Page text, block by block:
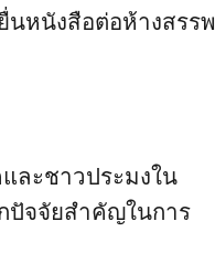
นหนังสือต่อห้างสรรพ
ละชาวประมงใน
ปัจจัยสำคัญในการ